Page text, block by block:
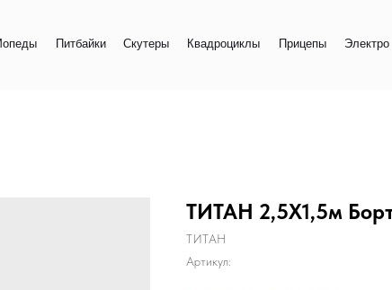
+375
Электро
Прицепы
Квадроциклы
Скутеры
Питбайки
ТИТАН 2,5Х1,5м
ТИТАН
Артикул: